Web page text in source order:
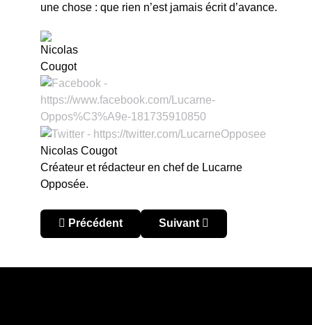
une chose : que rien n’est jamais écrit d’avance.
Nicolas Cougot
Créateur et rédacteur en chef de Lucarne
Opposée.
Article précédent : 2017, l’année historique de
Précédent Article suivant : Universidad
Suivant